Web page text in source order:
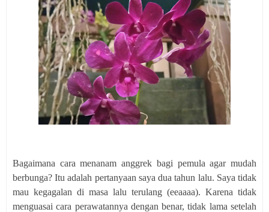
Bagaimana cara menanam anggrek bagi pemula agar mudah
berbunga? Itu adalah pertanyaan saya dua tahun lalu. Saya tidak
mau kegagalan di masa lalu terulang (eeaaaa). Karena tidak
menguasai cara perawatannya dengan benar, tidak lama setelah